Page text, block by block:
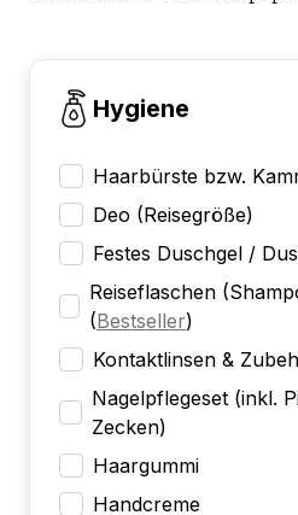
Hygiene
Haarbürste bzw.
Deo (Reisegröße)
Festes Duschgel /
Reiseflaschen
(Bestseller)
Kontaktlinsen &
Nagelpflegeset (inkl.
Zecken)
Haargummi
Handcreme